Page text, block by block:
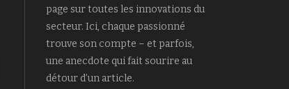
page sur toutes les innovations du
secteur. Ici, chaque passionné
trouve son compte – et parfois,
une anecdote qui fait sourire au
détour d’un article.